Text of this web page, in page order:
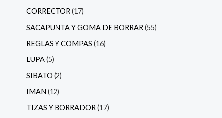
CORRECTOR 17
SACAPUNTA Y GOMA DE BORRAR 55
REGLAS Y COMPAS 16
LUPA 5
SIBATO 2
IMAN 12
TIZAS Y BORRADOR 17